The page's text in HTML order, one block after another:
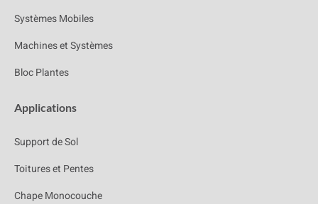
Systèmes Mobiles
Machines et Systèmes
Bloc Plantes
Applications
Support de Sol
Toitures et Pentes
Chape Monocouche